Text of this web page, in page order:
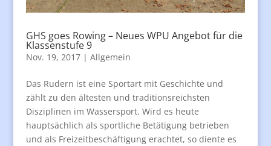
GHS goes Rowing – Neues WPU Angebot für die
Klassenstufe 9
Nov. 19, 2017| Allgemein
Das Rudern ist eine Sportart mit Geschichte und
zählt zu den ältesten und traditionsreichsten
Disziplinen im Wassersport. Wird es heute
hauptsächlich als sportliche Betätigung betrieben
und als Freizeitbeschäftigung erachtet, so diente es